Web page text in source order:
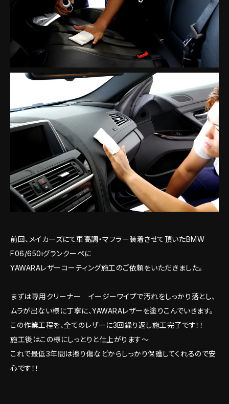
前回、メイカーズにて車高調・マフラー装着させて頂いたBMW
F06/650iグランクーペに
YAWARAレザーコーティング施工のご依頼をいただきました。
まずは専用クリーナー イージーワイプで汚れをしっかり落とし、
ムラが出ない様に丁寧に、YAWARAレザーを塗りこんでいきます。
この作業工程を、全てのレザーに3回繰り返し施工完了です！！
施工後はこの様にしっとりと仕上がります～
これで最低3年間は擦り傷などからしっかり保護してくれるので安
心です！！